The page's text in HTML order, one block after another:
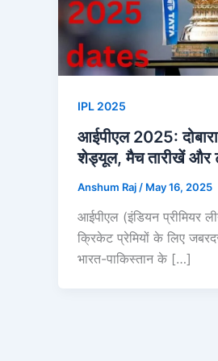
IPL 2025
आईपीएल 2025:
शेड्यूल, मैच तारीखें और
Anshum Raj / May 16, 2025
आईपीएल (इंडियन प्रीमियर
क्रिकेट प्रेमियों के लिए
भारत-पाकिस्तान के […]